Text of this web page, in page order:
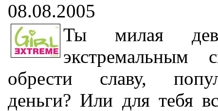
08.08.2005
Ты милая
экстремальным
обрести славу,
деньги? Или для тебя